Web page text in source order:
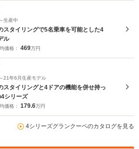
生産中
スタイリングで5名乗車を可能とした4
ル
価格： 469万円
21年6月生産モデル
スタイリングと4ドアの機能を併せ持っ
シリーズ
価格： 179.6万円
4シリーズグランクーペのカタログを見る